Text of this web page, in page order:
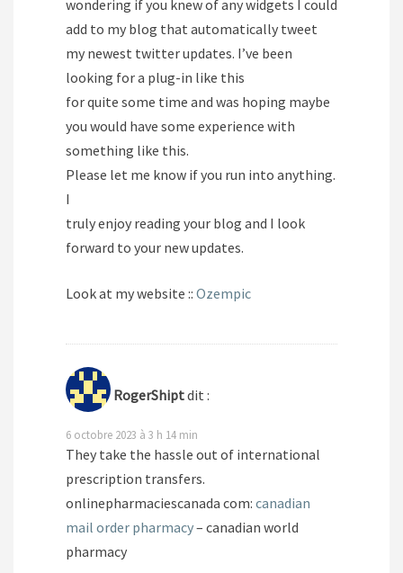
wondering if you knew of any widgets I could
add to my blog that automatically tweet
my newest twitter updates. I’ve been
looking for a plug-in like this
for quite some time and was hoping maybe
you would have some experience with
something like this.
Please let me know if you run into anything.
I
truly enjoy reading your blog and I look
forward to your new updates.
Look at my website :: Ozempic
RogerShiptdit :
6 octobre 2023 à 3 h 14 min
They take the hassle out of international
prescription transfers.
onlinepharmaciescanada com: canadian
mail order pharmacy– canadian world
pharmacy